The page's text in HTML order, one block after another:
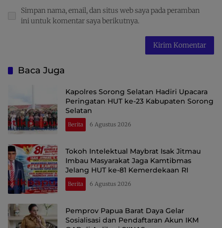
Simpan nama, email, dan situs web saya pada peramban
ini untuk komentar saya berikutnya.
Baca Juga
Kapolres Sorong Selatan Hadiri Upacara
Peringatan HUT ke-23 Kabupaten Sorong
Selatan
Berita 6 Agustus 2026
Tokoh Intelektual Maybrat Isak Jitmau
Imbau Masyarakat Jaga Kamtibmas
Jelang HUT ke-81 Kemerdekaan RI
Berita 6 Agustus 2026
Pemprov Papua Barat Daya Gelar
Sosialisasi dan Pendaftaran Akun IKM